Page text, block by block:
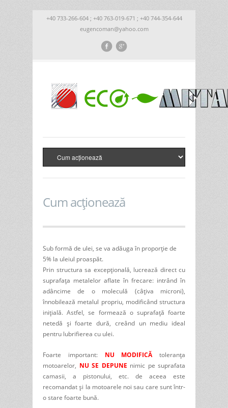
+40 733-266-604 ; +40 763-019-671 ; +40 744-354-644
eugencoman@yahoo.com
Cum acționează
Sub formă de ulei, se va adăuga în proporție de
5% la uleiul proaspăt.
Prin structura sa excepțională, lucrează direct cu
suprafața metalelor aflate în frecare: intrând în
adâncime de o moleculă (câțiva microni),
înnobilează metalul propriu, modificând structura
inițială. Astfel, se formează o suprafață foarte
netedă și foarte dură, creând un mediu ideal
pentru lubrifierea cu ulei.
Foarte important: NU MODIFICĂtoleranța
motoarelor, NU SE DEPUNE nimic pe suprafata
camasii, a pistonului, etc. de aceea este
recomandat și la motoarele noi sau care sunt într-
o stare foarte bună.